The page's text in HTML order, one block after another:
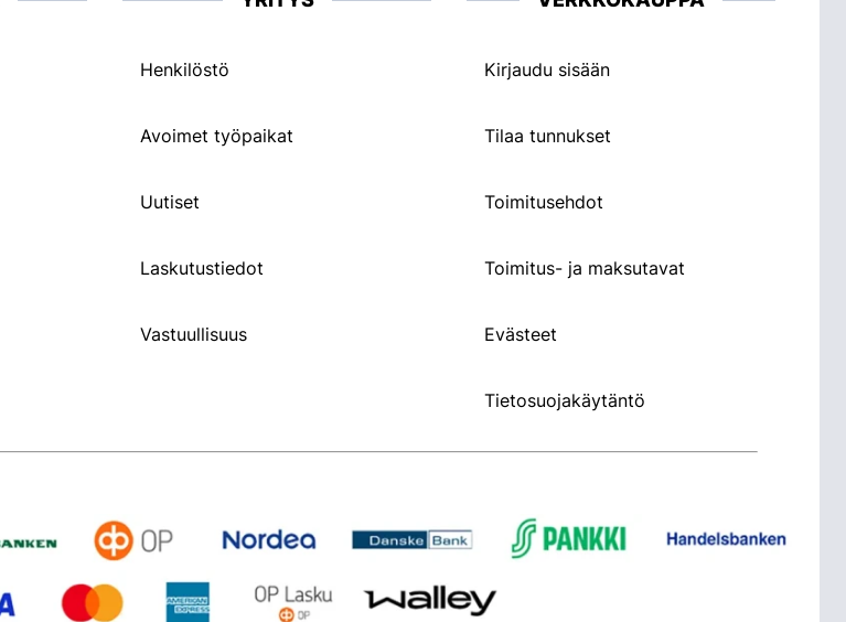
Henkilöstö
Avoimet työpaikat
Uutiset
Laskutustiedot
Vastuullisuus
Kirjaudu sisään
Tilaa tunnukset
Toimitusehdot
Toimitus- ja maksutavat
Evästeet
Tietosuojakäytäntö